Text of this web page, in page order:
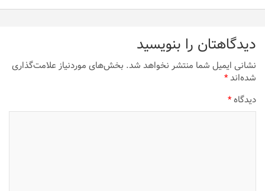
دیدگاهتان را بنویسید
نشانی ایمیل شما منتشر نخواهد شد.بخش‌های موردنیاز علامت‌گذاری
شده‌اند*
دیدگاه*